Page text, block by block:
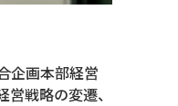
企画本部経営
戦略の変遷、